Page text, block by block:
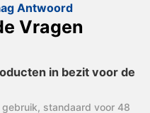
Antwoord
Vragen
in bezit voor de
standaard voor 48